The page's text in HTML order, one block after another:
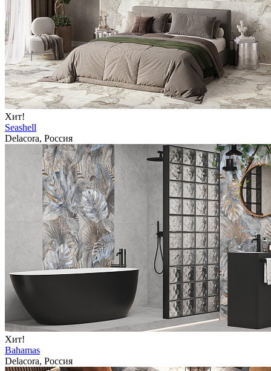
Хит!
Seashell
Delacora, Россия
Хит!
Bahamas
Delacora, Россия